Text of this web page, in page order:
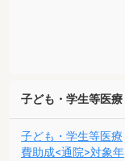
子ども・学生等医療
子ども・学生等医療
費助成<通院>対象年